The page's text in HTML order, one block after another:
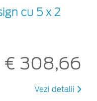
cu 5 x 2
€ 308,66
Vezi detalii